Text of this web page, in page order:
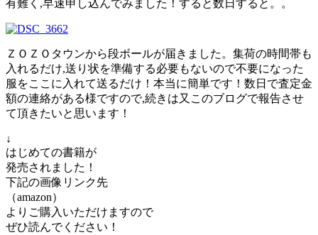
有難く,早速申し込んでみました！すると数日すると。。
ＺＯＺＯタウンから段ボールが届きました。集荷の時間帯も
入れるだけ,送り状を準備する必要もないので不要になった
服をここに入れて送るだけ！本当に簡単です！数日で査定金
額の連絡がある様ですので,続きは又このブログで報告させ
て頂きたいと思います！
↓
はじめての書籍が
発売されました！
下記の画像リンク先
（amazon）
よりご購入いただけますので
ぜひ読んでください！